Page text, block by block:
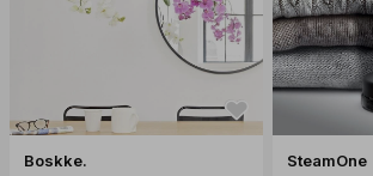
Boskke.
SteamOne